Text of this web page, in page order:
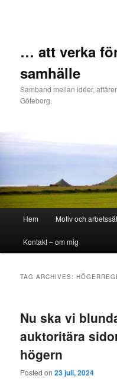
… att verka
samhälle
Samband mellan idéer,
Göteborg.
Skip to primary content
Skip to secondary
Hem Motiv och
Kontakt – om mig
TAG ARCHIVES:
Nu ska vi
auktoritära
högern
Posted on23 juli, 2024